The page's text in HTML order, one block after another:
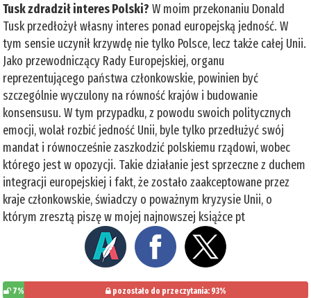
Tusk zdradził interes Polski? W moim przekonaniu Donald
Tusk przedłożył własny interes ponad europejską jedność. W
tym sensie uczynił krzywdę nie tylko Polsce, lecz także całej Unii.
Jako przewodniczący Rady Europejskiej, organu
reprezentującego państwa członkowskie, powinien być
szczególnie wyczulony na równość krajów i budowanie
konsensusu. W tym przypadku, z powodu swoich politycznych
emocji, wolał rozbić jedność Unii, byle tylko przedłużyć swój
mandat i równocześnie zaszkodzić polskiemu rządowi, wobec
którego jest w opozycji. Takie działanie jest sprzeczne z duchem
integracji europejskiej i fakt, że zostało zaakceptowane przez
kraje członkowskie, świadczy o poważnym kryzysie Unii, o
którym zresztą piszę w mojej najnowszej książce pt
7% pozostało do przeczytania: 93%